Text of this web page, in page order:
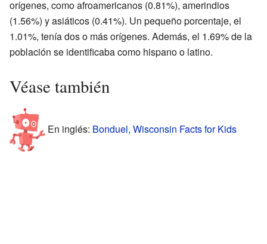
orígenes, como afroamericanos (0.81%), amerindios
(1.56%) y asiáticos (0.41%). Un pequeño porcentaje, el
1.01%, tenía dos o más orígenes. Además, el 1.69% de la
población se identificaba como hispano o latino.
Véase también
En inglés: Bonduel, Wisconsin Facts for Kids